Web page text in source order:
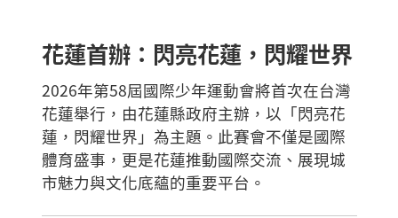
花蓮首辦：閃亮花蓮，閃耀世界
2026年第58屆國際少年運動會將首次在台灣
花蓮舉行，由花蓮縣政府主辦，以「閃亮花
蓮，閃耀世界」為主題。此賽會不僅是國際
體育盛事，更是花蓮推動國際交流、展現城
市魅力與文化底蘊的重要平台。